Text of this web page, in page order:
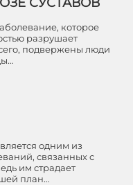
которое
разрушает
подвержены люди
одним из
связанных с
им страдает
план…